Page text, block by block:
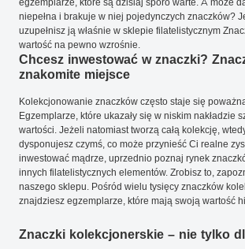
niepełna i brakuje w niej pojedynczych znaczków?
uzupełnisz ją właśnie w sklepie filatelistycznym
wartość na pewno wzrośnie.
Chcesz inwestować w znaczki?
znakomite miejsce
Kolekcjonowanie znaczków często staje się
Egzemplarze, które ukazały się w niskim nakładzie
wartości. Jeżeli natomiast tworzą całą kolekcję,
dysponujesz czymś, co może przynieść Ci realne
inwestować mądrze, uprzednio poznaj rynek
innych filatelistycznych elementów. Zrobisz to,
naszego sklepu. Pośród wielu tysięcy znaczków
znajdziesz egzemplarze, które mają swoją wartość
Znaczki kolekcjonerskie – nie tylko